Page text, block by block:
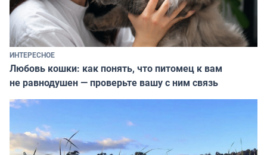
ИНТЕРЕСНОЕ
Любовь кошки: как понять, что питомец к вам
не равнодушен — проверьте вашу с ним связь